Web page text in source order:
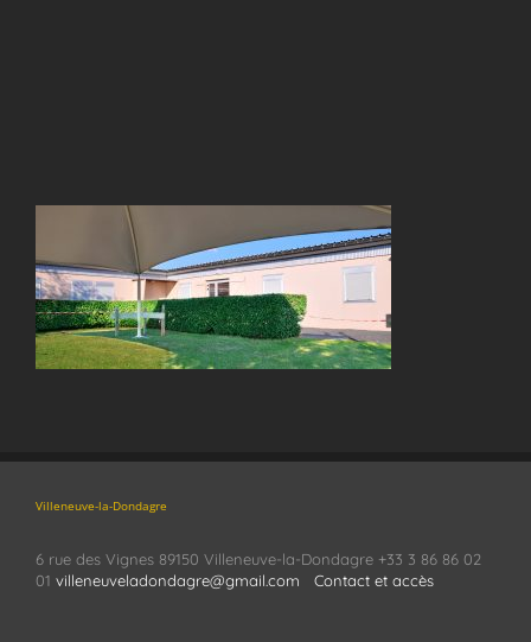
Villeneuve-la-Dondagre
6 rue des Vignes 89150 Villeneuve-la-Dondagre +33 3 86 86 02
01 villeneuveladondagre@gmail.com Contact et accès